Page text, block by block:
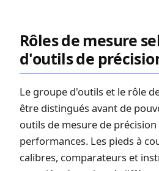
Rôles de mesure
d'outils de
Le groupe d'outils et le rôle
être distingués avant de
outils de mesure de
performances. Les pieds à
calibres, comparateurs et